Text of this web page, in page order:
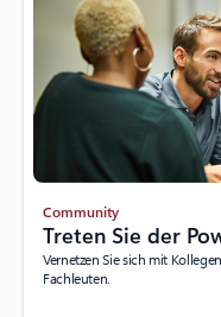
Community
Treten Sie der
Vernetzen Sie sich mit
Fachleuten.